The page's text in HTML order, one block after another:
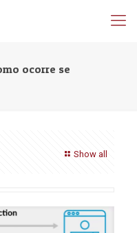
ocorre se
Show all